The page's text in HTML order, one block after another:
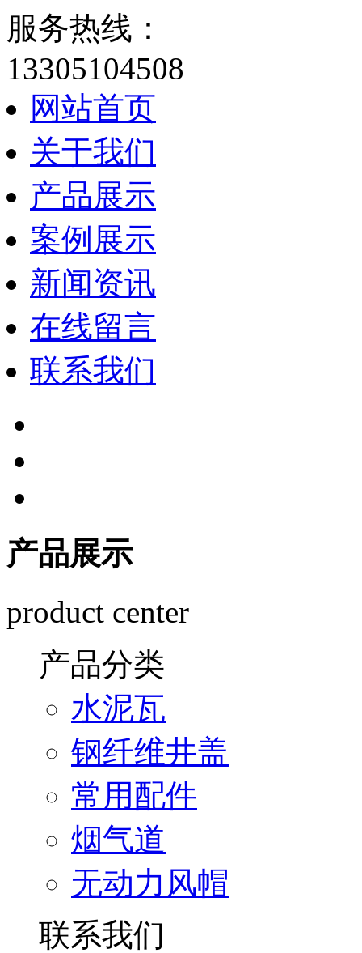
服务热线：
13305104508
网站首页
关于我们
产品展示
案例展示
新闻资讯
在线留言
联系我们
产品展示
product center
产品分类
水泥瓦
钢纤维井盖
常用配件
烟气道
无动力风帽
联系我们